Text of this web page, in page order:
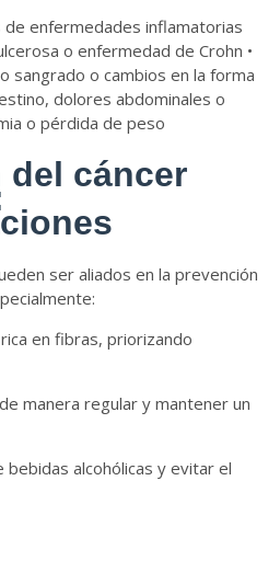
enfermedades inflamatorias
o enfermedad de Crohn •
sangrado o cambios en la forma
dolores abdominales o
o pérdida de peso
del cáncer
ser aliados en la prevención
en fibras, priorizando
manera regular y mantener un
bebidas alcohólicas y evitar el